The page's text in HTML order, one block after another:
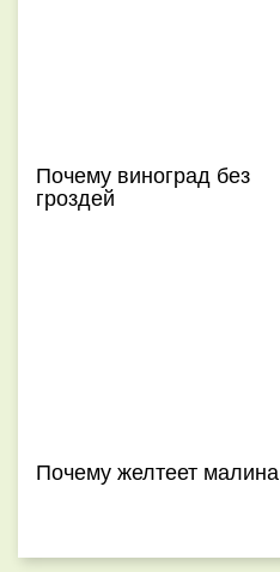
Почему виноград без
гроздей
Почему желтеет малина